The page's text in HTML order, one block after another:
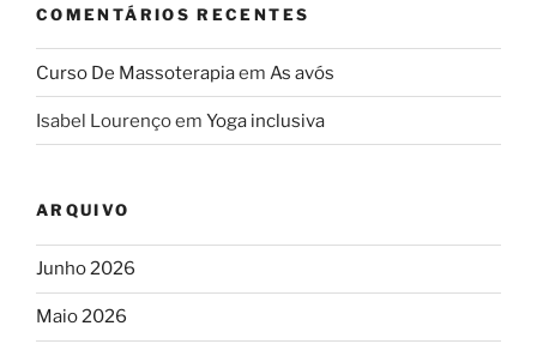
COMENTÁRIOS RECENTES
Curso De Massoterapiaem As avós
Isabel Lourençoem Yoga inclusiva
ARQUIVO
Junho 2026
Maio 2026